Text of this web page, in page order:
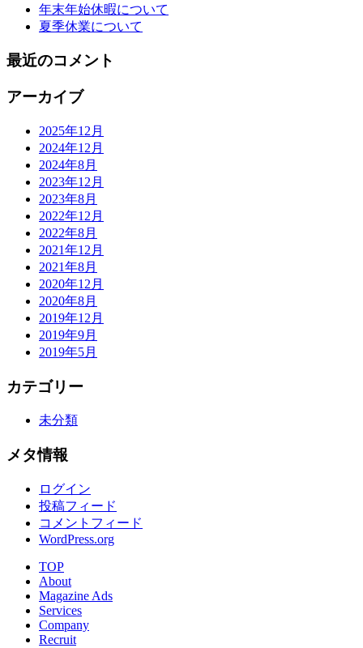
年末年始休暇について
夏季休業について
最近のコメント
アーカイブ
2025年12月
2024年12月
2024年8月
2023年12月
2023年8月
2022年12月
2022年8月
2021年12月
2021年8月
2020年12月
2020年8月
2019年12月
2019年9月
2019年5月
カテゴリー
未分類
メタ情報
ログイン
投稿フィード
コメントフィード
WordPress.org
TOP
About
Magazine Ads
Services
Company
Recruit